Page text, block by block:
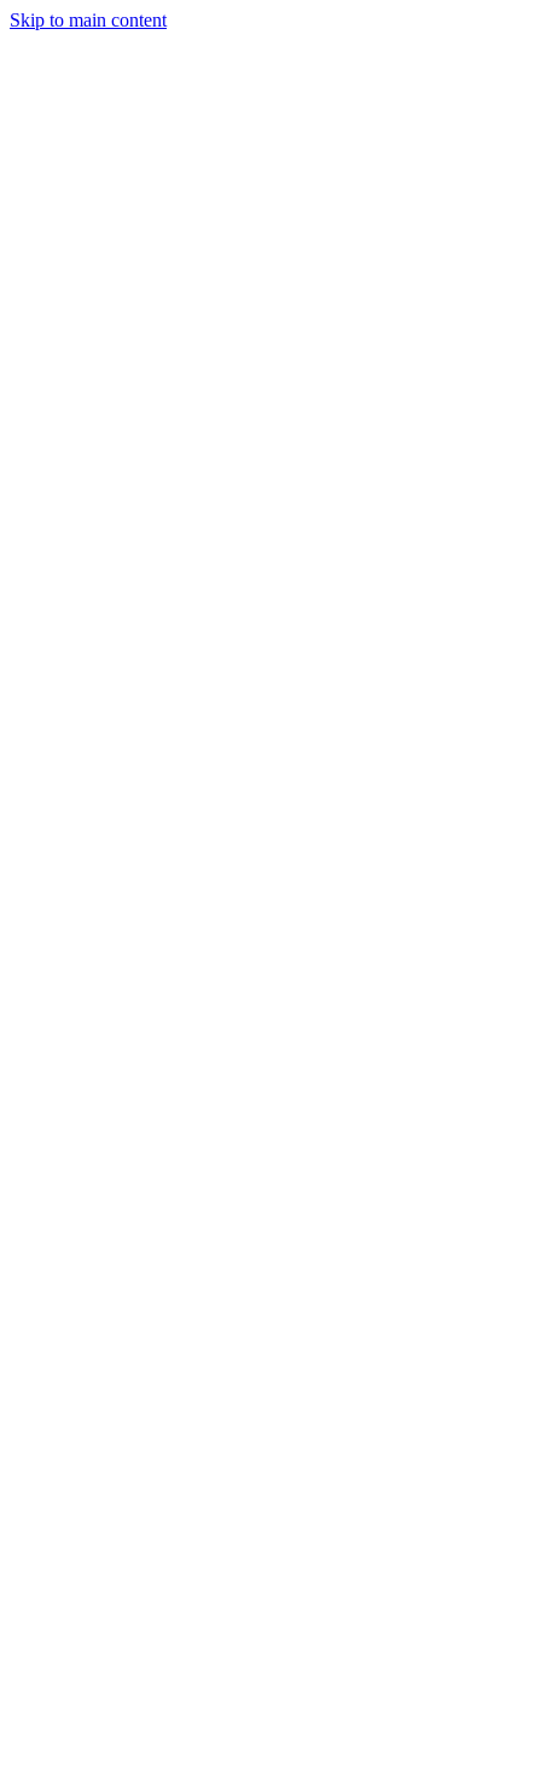
Skip to main content